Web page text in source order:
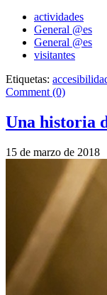
actividades
General @es
General @es
visitantes
Etiquetas:
Comment (0)
Una historia
15 de marzo de 2018